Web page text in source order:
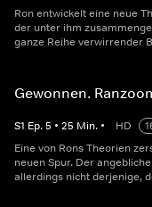
Ron entwickelt eine neue
der unter ihm
ganze Reihe verwirrender
Gewonnen.
S1 Ep.5 • 25 Min. • HD
Eine von Rons Theorien
neuen Spur. Der
allerdings nicht derjenige,